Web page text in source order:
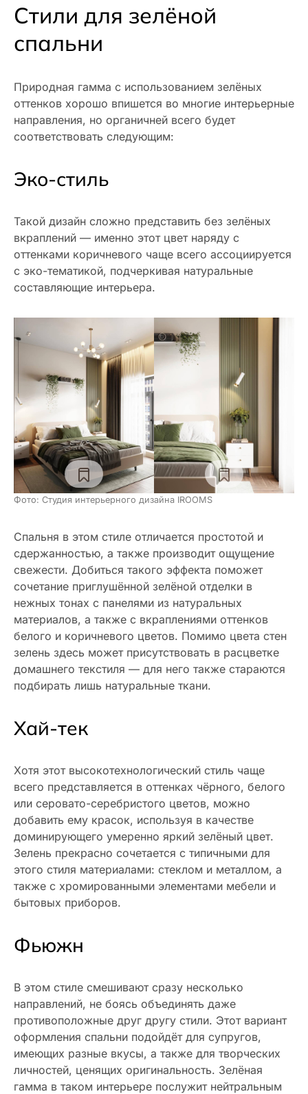
Стили для зелёной
спальни
Природная гамма с использованием зелёных
оттенков хорошо впишется во многие интерьерные
направления, но органичней всего будет
соответствовать следующим:
Эко-стиль
Такой дизайн сложно представить без зелёных
вкраплений — именно этот цвет наряду с
оттенками коричневого чаще всего ассоциируется
с эко-тематикой, подчеркивая натуральные
составляющие интерьера.
Фото: Студия интерьерного дизайна IROOMS
Спальня в этом стиле отличается простотой и
сдержанностью, а также производит ощущение
свежести. Добиться такого эффекта поможет
сочетание приглушённой зелёной отделки в
нежных тонах с панелями из натуральных
материалов, а также с вкраплениями оттенков
белого и коричневого цветов. Помимо цвета стен
зелень здесь может присутствовать в расцветке
домашнего текстиля — для него также стараются
подбирать лишь натуральные ткани.
Хай-тек
Хотя этот высокотехнологический стиль чаще
всего представляется в оттенках чёрного, белого
или серовато-серебристого цветов, можно
добавить ему красок, используя в качестве
доминирующего умеренно яркий зелёный цвет.
Зелень прекрасно сочетается с типичными для
этого стиля материалами: стеклом и металлом, а
также с хромированными элементами мебели и
бытовых приборов.
Фьюжн
В этом стиле смешивают сразу несколько
направлений, не боясь объединять даже
противоположные друг другу стили. Этот вариант
оформления спальни подойдёт для супругов,
имеющих разные вкусы, а также для творческих
личностей, ценящих оригинальность. Зелёная
гамма в таком интерьере послужит нейтральным